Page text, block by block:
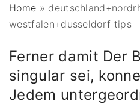
Home »
westfalen+dusseldorf tips
Ferner damit Der
singular sei,
Jedem